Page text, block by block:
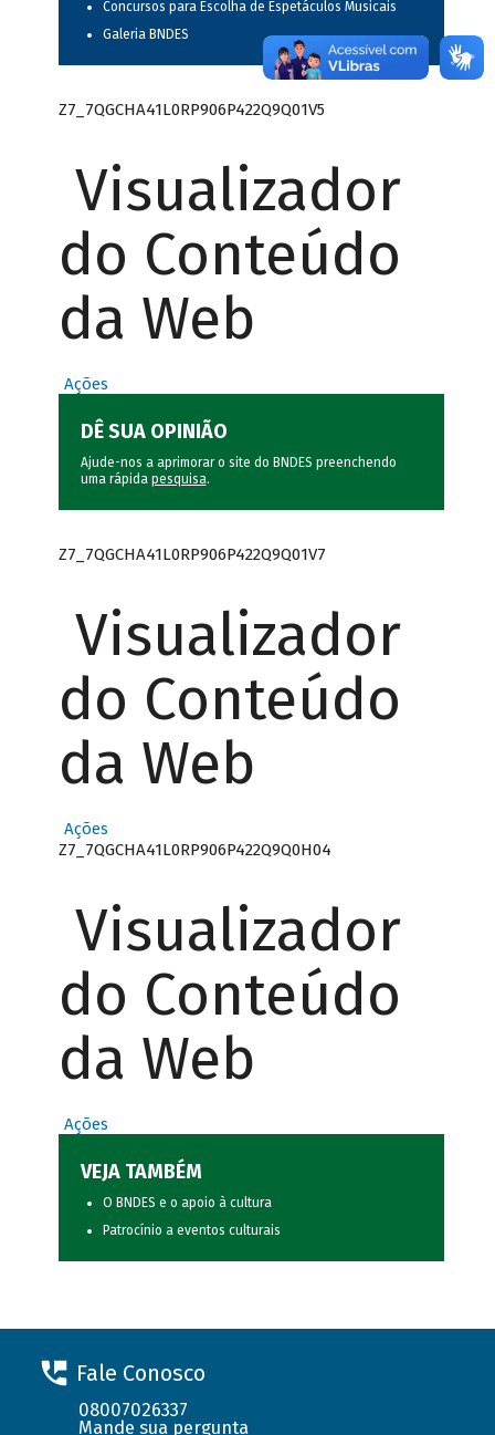
Concursos para Escolha de Espetáculos Musicais
Galeria BNDES
Z7_7QGCHA41L0RP906P422Q9Q01V5
Visualizador
do Conteúdo
da Web
Ações
DÊ SUA OPINIÃO
Ajude-nos a aprimorar o site do BNDES preenchendo
uma rápida pesquisa.
Z7_7QGCHA41L0RP906P422Q9Q01V7
Visualizador
do Conteúdo
da Web
Ações
Z7_7QGCHA41L0RP906P422Q9Q0H04
Visualizador
do Conteúdo
da Web
Ações
VEJA TAMBÉM
O BNDES e o apoio à cultura
Patrocínio a eventos culturais
Fale Conosco
08007026337
Mande sua pergunta